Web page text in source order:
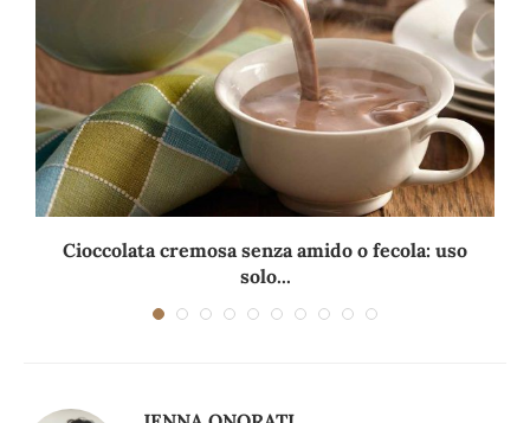
Cioccolata cremosa senza amido o fecola: uso
solo...